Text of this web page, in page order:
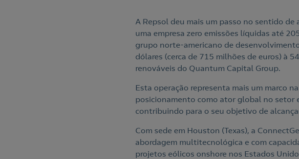
A Repsol deu mais um passo no sentido
uma empresa zero emissões líquidas até
grupo norte-americano de
dólares (cerca de 715 milhões de euros) à
renováveis do Quantum Capital Group.
Esta operação representa mais um marco
posicionamento como ator global no setor
contribuindo para o seu objetivo de
Com sede em Houston (Texas), a
abordagem multitecnológica e com
projetos eólicos onshore nos Estados